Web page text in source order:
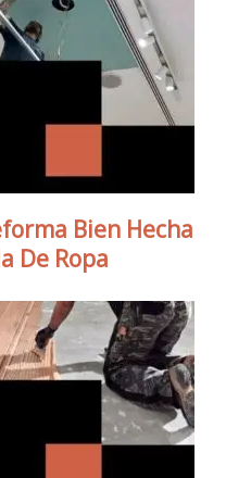
Bien Hecha
De Ropa